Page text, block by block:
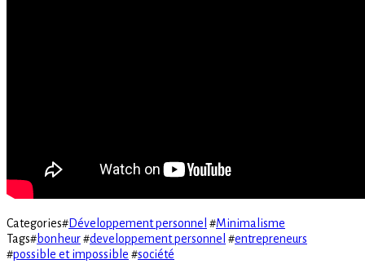
Categories#Développement personnel #Minimalisme
Tags#bonheur#developpement personnel #entrepreneurs
#possible et impossible #société